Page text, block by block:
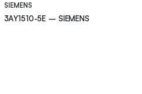
SIEMENS
3AY1510-5E – SIEMENS